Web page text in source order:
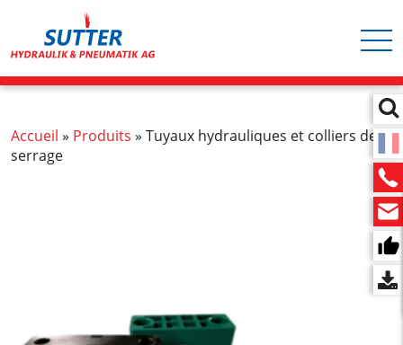
contenu
Hauptnavigation
Fil
d'Ariane
Accueil Produits
Tuyaux hydrauliques et colliers de
serrage